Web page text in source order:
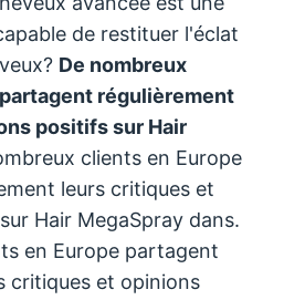
de restituer l'éclat
De nombreux
régulièrement
positifs sur Hair
clients en Europe
leurs critiques et
Hair MegaSpray dans.
en Europe partagent
critiques et opinions